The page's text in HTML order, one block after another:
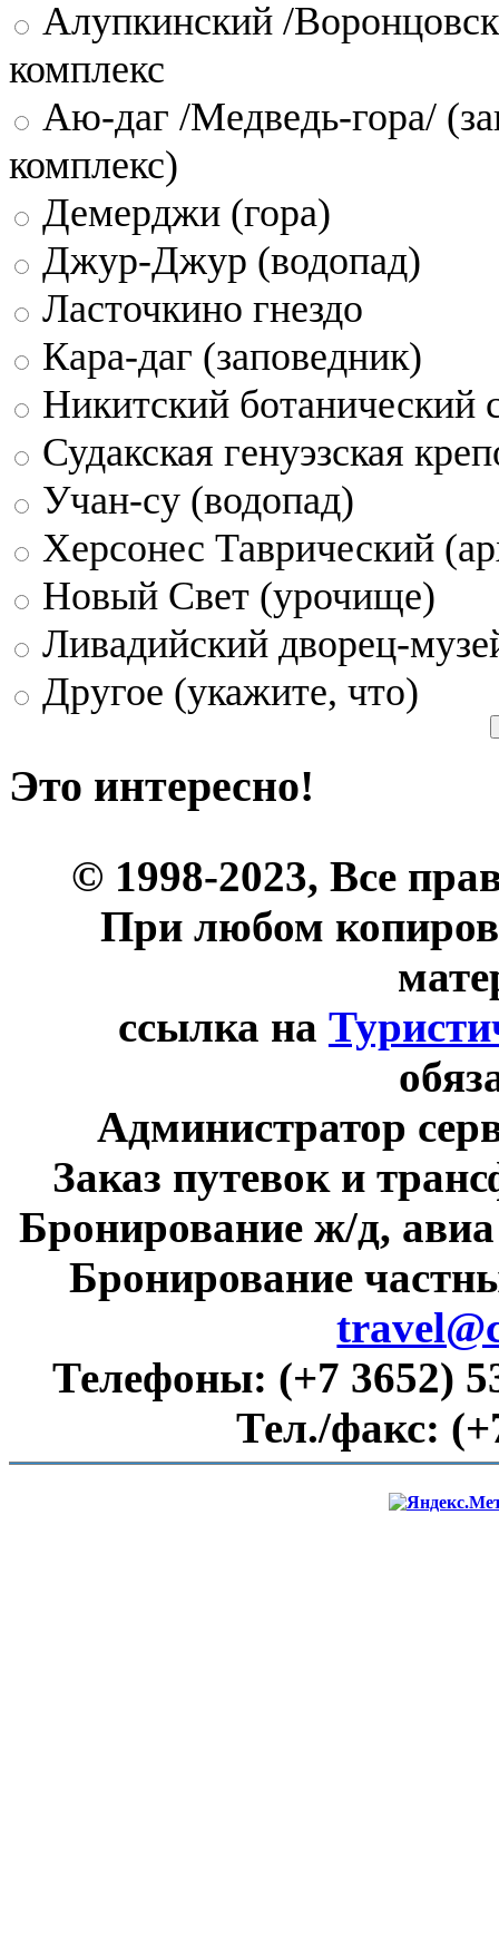
Алупкинский /
комплекс
Аю-даг /Медведь-гора/
комплекс)
Демерджи (гора)
Джур-Джур (водопад)
Ласточкино гнездо
Кара-даг (заповедник)
Никитский ботанический
Судакская генуэзская
Учан-су (водопад)
Херсонес Таврический
Новый Свет (урочище)
Ливадийский дворец-
Другое (укажите, что)
Это интересно!
© 1998-2023, Все
При любом
ссылка на
Администратор
Заказ путевок и
Бронирование ж/д,
Бронирование
Телефоны: (+7 3652)
Тел./факс: